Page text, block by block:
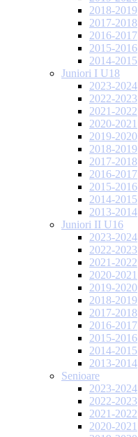
2018-2019
2017-2018
2016-2017
2015-2016
2014-2015
Juniori I U18
2023-2024
2022-2023
2021-2022
2020-2021
2019-2020
2018-2019
2017-2018
2016-2017
2015-2016
2014-2015
2013-2014
Juniori II U16
2023-2024
2022-2023
2021-2022
2020-2021
2019-2020
2018-2019
2017-2018
2016-2017
2015-2016
2014-2015
2013-2014
Senioare
2023-2024
2022-2023
2021-2022
2020-2021